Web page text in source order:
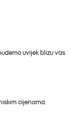
uvijek blizu vas.
cijenama.